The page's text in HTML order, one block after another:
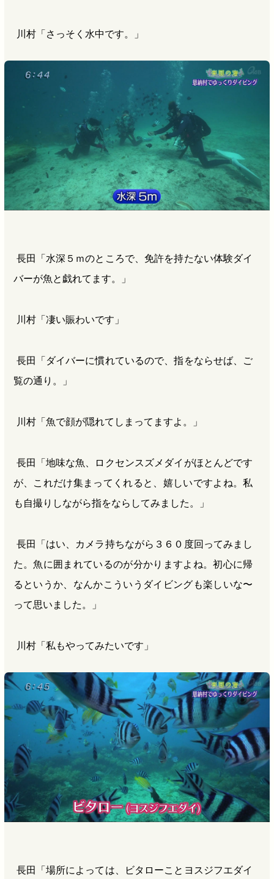
川村「さっそく水中です。」
長田「水深５ｍのところで、免許を持たない体験ダイ
バーが魚と戯れてます。」
川村「凄い賑わいです」
長田「ダイバーに慣れているので、指をならせば、ご
覧の通り。」
川村「魚で顔が隠れてしまってますよ。」
長田「地味な魚、ロクセンスズメダイがほとんどです
が、これだけ集まってくれると、嬉しいですよね。私
も自撮りしながら指をならしてみました。」
長田「はい、カメラ持ちながら３６０度回ってみまし
た。魚に囲まれているのが分かりますよね。初心に帰
るというか、なんかこういうダイビングも楽しいな〜
って思いました。」
川村「私もやってみたいです」
長田「場所によっては、ビタローことヨスジフエダイ